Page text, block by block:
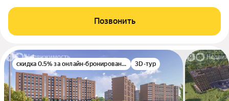
Позвонить
скидка 0.5% за онлайн-бронирование 3D-тур